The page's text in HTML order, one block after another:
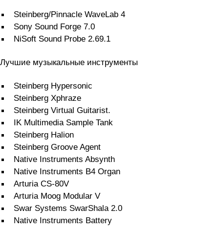
Steinberg/Pinnacle WaveLab 4
Sony Sound Forge 7.0
NiSoft Sound Probe 2.69.1
Лучшие музыкальные инструменты
Steinberg Hypersonic
Steinberg Xphraze
Steinberg Virtual Guitarist.
IK Multimedia Sample Tank
Steinberg Halion
Steinberg Groove Agent
Native Instruments Absynth
Native Instruments B4 Organ
Arturia CS-80V
Arturia Moog Modular V
Swar Systems SwarShala 2.0
Native Instruments Battery